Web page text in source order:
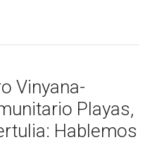
Vinyana-
Playas,
Hablemos